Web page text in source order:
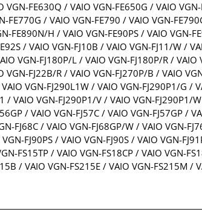
FE630Q / VAIO VGN-FE650G / VAIO
FE770G / VAIO VGN-FE790 / VAIO VGN-
FE890N/H / VAIO VGN-FE90PS / VAIO VGN-
/ VAIO VGN-FJ10B / VAIO VGN-FJ11/W /
VGN-FJ180P/L / VAIO VGN-FJ180P/R /
FJ22B/R / VAIO VGN-FJ270P/B / VAIO
VGN-FJ290L1W / VAIO VGN-FJ290P1/G /
/ VAIO VGN-FJ290P1/V / VAIO VGN-FJ290P1/
/ VAIO VGN-FJ57C / VAIO VGN-FJ57GP /
FJ68C / VAIO VGN-FJ68GP/W / VAIO VGN-
FJ90PS / VAIO VGN-FJ90S / VAIO VGN-
FS15TP / VAIO VGN-FS18CP / VAIO VGN-
/ VAIO VGN-FS215E / VAIO VGN-FS215M /